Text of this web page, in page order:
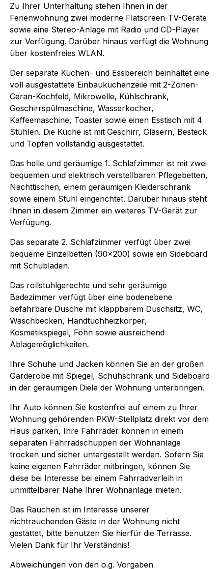
Zu Ihrer Unterhaltung stehen Ihnen in der
Ferienwohnung zwei moderne Flatscreen-TV-Geräte
sowie eine Stereo-Anlage mit Radio und CD-Player
zur Verfügung. Darüber hinaus verfügt die Wohnung
über kostenfreies WLAN.
Der separate Küchen- und Essbereich beinhaltet eine
voll ausgestattete Einbauküchenzeile mit 2-Zonen-
Ceran-Kochfeld, Mikrowelle, Kühlschrank,
Geschirrspülmaschine, Wasserkocher,
Kaffeemaschine, Toaster sowie einen Esstisch mit 4
Stühlen. Die Küche ist mit Geschirr, Gläsern, Besteck
und Töpfen vollständig ausgestattet.
Das helle und geräumige 1. Schlafzimmer ist mit zwei
bequemen und elektrisch verstellbaren Pflegebetten,
Nachttischen, einem geräumigen Kleiderschrank
sowie einem Stuhl eingerichtet. Darüber hinaus steht
Ihnen in diesem Zimmer ein weiteres TV-Gerät zur
Verfügung.
Das separate 2. Schlafzimmer verfügt über zwei
bequeme Einzelbetten (90x200) sowie ein Sideboard
mit Schubladen.
Das rollstuhlgerechte und sehr geräumige
Badezimmer verfügt über eine bodenebene
befahrbare Dusche mit klappbarem Duschsitz, WC,
Waschbecken, Handtuchheizkörper,
Kosmetikspiegel, Föhn sowie ausreichend
Ablagemöglichkeiten.
Ihre Schuhe und Jacken können Sie an der großen
Garderobe mit Spiegel, Schuhschrank und Sideboard
in der geräumigen Diele der Wohnung unterbringen.
Ihr Auto können Sie kostenfrei auf einem zu Ihrer
Wohnung gehörenden PKW-Stellplatz direkt vor dem
Haus parken, Ihre Fahrräder können in einem
separaten Fahrradschuppen der Wohnanlage
trocken und sicher untergestellt werden. Sofern Sie
keine eigenen Fahrräder mitbringen, können Sie
diese bei Interesse bei einem Fahrradverleih in
unmittelbarer Nähe Ihrer Wohnanlage mieten.
Das Rauchen ist im Interesse unserer
nichtrauchenden Gäste in der Wohnung nicht
gestattet, bitte benutzen Sie hierfür die Terrasse.
Vielen Dank für Ihr Verständnis!
Abweichungen von den o.g. Vorgaben